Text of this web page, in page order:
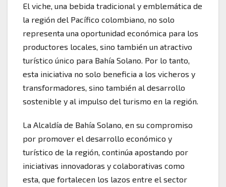
El viche, una bebida tradicional y emblemática de
la región del Pacífico colombiano, no solo
representa una oportunidad económica para los
productores locales, sino también un atractivo
turístico único para Bahía Solano. Por lo tanto,
esta iniciativa no solo beneficia a los vicheros y
transformadores, sino también al desarrollo
sostenible y al impulso del turismo en la región.
La Alcaldía de Bahía Solano, en su compromiso
por promover el desarrollo económico y
turístico de la región, continúa apostando por
iniciativas innovadoras y colaborativas como
esta, que fortalecen los lazos entre el sector